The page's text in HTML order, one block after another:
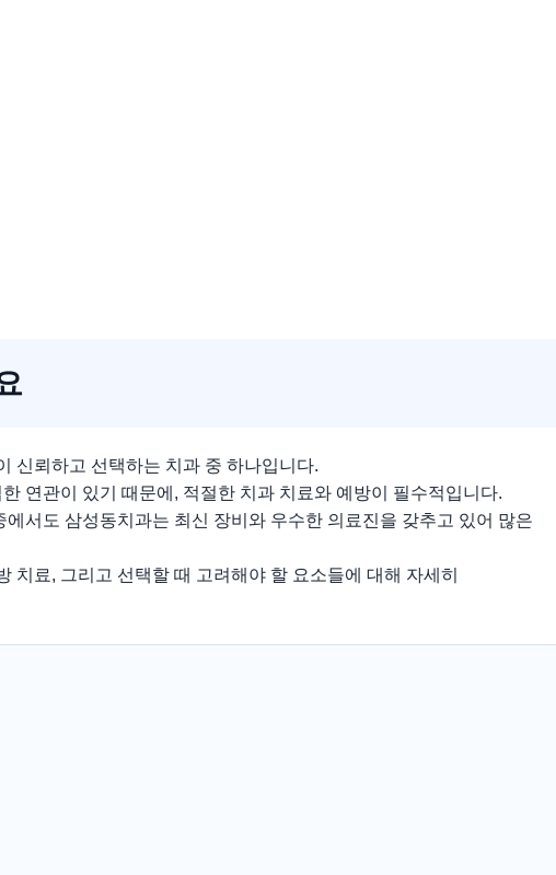
신뢰하고 선택하는 치과 중 하나입니다.
연관이 있기 때문에, 적절한 치과 치료와 예방이 필수적입니다.
서도 삼성동치과는 최신 장비와 우수한 의료진을 갖추고 있어 많은
치료, 그리고 선택할 때 고려해야 할 요소들에 대해 자세히